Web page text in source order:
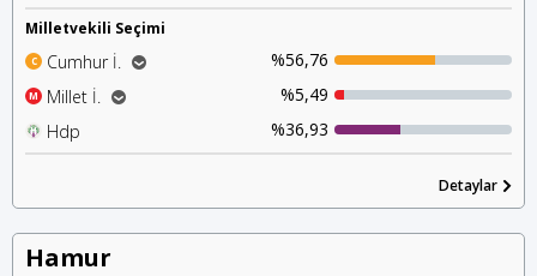
Milletvekili Seçimi
C Cumhur İ.
%56,76
Ak Parti
Mhp
M Millet İ.
%5,49
Saadet P.
Chp
%1,83
H Hdp %36,93
Detaylar
Hamur